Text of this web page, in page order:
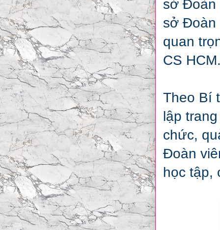
sở Đoàn
sở Đoàn
quan
CS
Theo Bí
lập
chức,
Đoàn
học tập,